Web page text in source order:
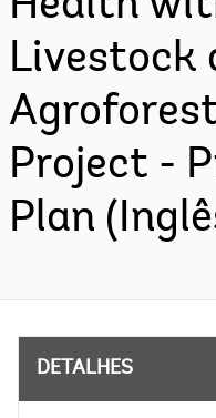
Livestock
Project -
Plan
DETALHES